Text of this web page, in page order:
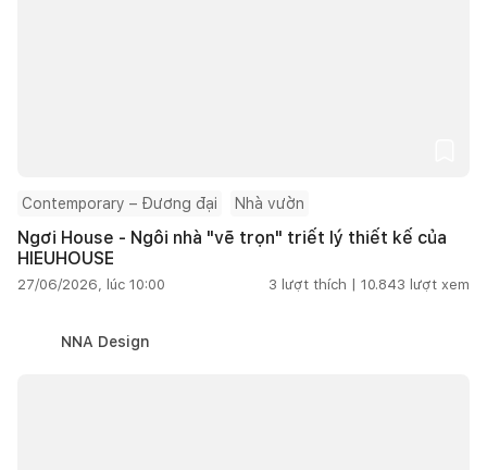
Contemporary – Đương đại Nhà vườn
Ngơi House - Ngôi nhà "vẽ trọn" triết lý thiết kế của
HIEUHOUSE
27/06/2026, lúc 10:00 3 lượt thích | 10.843 lượt xem
NNA Design